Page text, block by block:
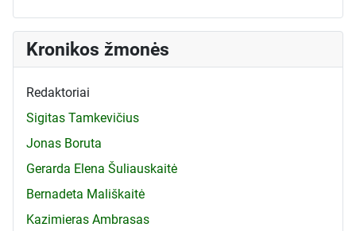
Kronikos žmonės
Redaktoriai
Sigitas Tamkevičius
Jonas Boruta
Gerarda Elena Šuliauskaitė
Bernadeta Mališkaitė
Kazimieras Ambrasas